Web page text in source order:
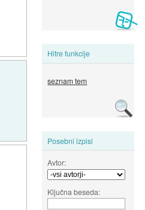
Hitre funkcije
seznam tem
Posebni izpisi
Avtor:
Ključna beseda: